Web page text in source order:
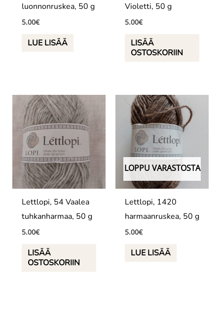
luonnonruskea, 50 g
5.00€
LUE LISÄÄ
Violetti, 50 g
5.00€
LISÄÄ
OSTOSKORIIN
Lettlopi, 54 Vaalea
tuhkanharmaa, 50 g
5.00€
LISÄÄ
OSTOSKORIIN
LOPPU VARASTOSTA
Lettlopi, 1420
harmaanruskea, 50 g
5.00€
LUE LISÄÄ